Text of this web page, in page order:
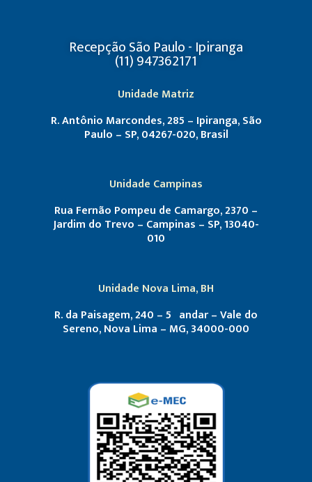
Recepção São Paulo - Ipiranga
(11) 947362171
Unidade Matriz
R. Antônio Marcondes, 285 – Ipiranga, São
Paulo – SP, 04267-020, Brasil
Unidade Campinas
Rua Fernão Pompeu de Camargo, 2370 –
Jardim do Trevo – Campinas – SP, 13040-
010
Unidade Nova Lima, BH
R. da Paisagem, 240 – 5º andar – Vale do
Sereno, Nova Lima – MG, 34000-000